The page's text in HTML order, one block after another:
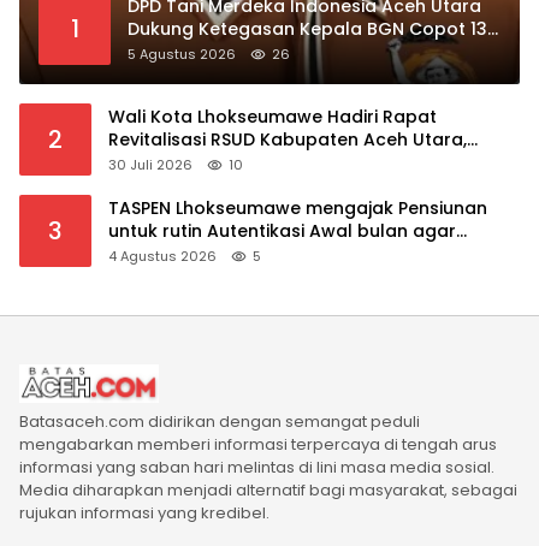
1
DPD Tani Merdeka Indonesia Aceh Utara
Dukung Ketegasan Kepala BGN Copot 137
Kepala SPPG
5 Agustus 2026 26
2
Wali Kota Lhokseumawe Hadiri Rapat
Revitalisasi RSUD Kabupaten Aceh Utara,
Bahas Pengalihan Kepemilikan RSU Cut Meutia
30 Juli 2026 10
3
TASPEN Lhokseumawe mengajak Pensiunan
untuk rutin Autentikasi Awal bulan agar
Manfaat Pensiun tetap Lancar
4 Agustus 2026 5
Batasaceh.com didirikan dengan semangat peduli
mengabarkan memberi informasi terpercaya di tengah arus
informasi yang saban hari melintas di lini masa media sosial.
Media diharapkan menjadi alternatif bagi masyarakat, sebagai
rujukan informasi yang kredibel.